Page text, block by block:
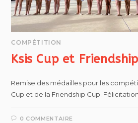
COMPÉTITION
Ksis Cup et
Remise des médailles pour les
Cup et de la Friendship Cup.
0 COMMENTAIRE